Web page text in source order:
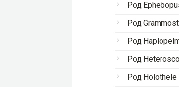
Род
Род
Род
Род
Род Holothele